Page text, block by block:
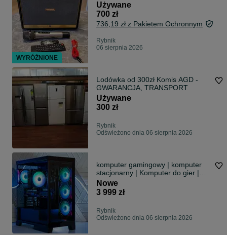
Używane
700 zł
736,19 zł z Pakietem Ochronnym
Rybnik
06 sierpnia 2026
Lodówka od 300zł Komis AGD -
GWARANCJA, TRANSPORT
Używane
300 zł
Rybnik
Odświeżono dnia 06 sierpnia 2026
komputer gamingowy | komputer
stacjonarny | Komputer do gier |
ddr5 | Ryzen 5 | możliwe 32gb ram
ddr5 & ssd 1tb | komputer do
fortnite cs |
Nowe
3 999 zł
Rybnik
Odświeżono dnia 06 sierpnia 2026
WYRÓŻNIONE